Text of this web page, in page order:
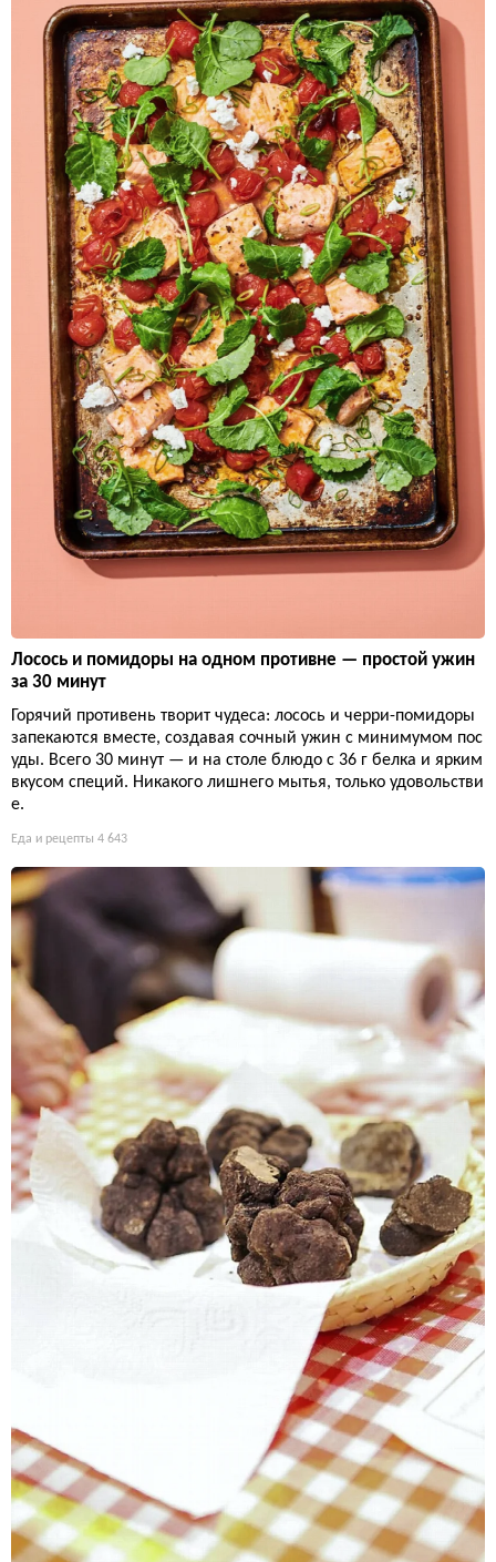
Лосось и помидоры на одном противне — простой ужин
за 30 минут
Горячий противень творит чудеса: лосось и черри-помидоры
запекаются вместе, создавая сочный ужин с минимумом пос
уды. Всего 30 минут — и на столе блюдо с 36 г белка и ярким
вкусом специй. Никакого лишнего мытья, только удовольстви
е.
Еда и рецепты 4 643